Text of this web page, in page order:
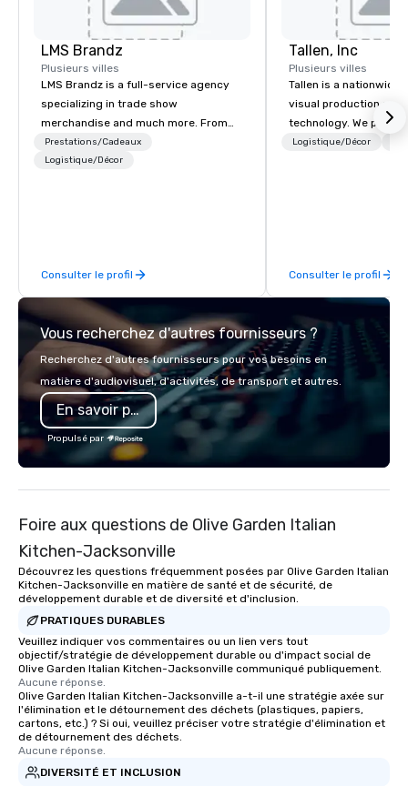
LMS Brandz
Plusieurs villes
LMS Brandz is a full-service agency
specializing in trade show
merchandise and much more. From
booth giveaways and branded apparel
to executive gifting, displays,
years of industry experience and
commitment to exceptional customer
service set us apart. We deliver
smart, reliable solutions designed to
make the end-user experience
seamless from start to finish. We are
also a certified WOSB.
Prestations/Cadeaux
Logistique/Décor
Consulter le profil
Tallen, Inc
Plusieurs villes
Tallen is a nationwide
visual production and
technology. We
solutions — from
while helping clients
costs. Trusted by top
visions to life and
event creates lasting
Logistique/Décor
Consulter le profil
Vous recherchez d'autres fournisseurs ?
Recherchez d'autres fournisseurs pour vos besoins en
matière d'audiovisuel, d'activités, de transport et autres.
En savoir plus
Propulsé par
Foire aux questions de Olive Garden Italian
Kitchen-Jacksonville
Découvrez les questions fréquemment posées par Olive Garden Italian
Kitchen-Jacksonville en matière de santé et de sécurité, de
développement durable et de diversité et d'inclusion.
PRATIQUES DURABLES
Veuillez indiquer vos commentaires ou un lien vers tout
objectif/stratégie de développement durable ou d'impact social de
Olive Garden Italian Kitchen-Jacksonville communiqué publiquement.
Aucune réponse.
Olive Garden Italian Kitchen-Jacksonville a-t-il une stratégie axée sur
l'élimination et le détournement des déchets (plastiques, papiers,
cartons, etc.) ? Si oui, veuillez préciser votre stratégie d'élimination et
de détournement des déchets.
Aucune réponse.
DIVERSITÉ ET INCLUSION